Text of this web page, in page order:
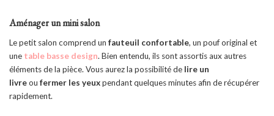
Aménager un mini salon
Le petit salon comprend un fauteuil confortable, un pouf original et
une table basse design. Bien entendu, ils sont assortis aux autres
éléments de la pièce. Vous aurez la possibilité de lire un
livreou fermer les yeuxpendant quelques minutes afin de récupérer
rapidement.